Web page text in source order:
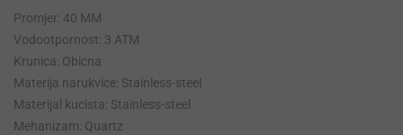
Promjer: 40 MM
Vodootpornost: 3 ATM
Krunica: Obicna
Materija narukvice: Stainless-steel
Materijal kucista: Stainless-steel
Mehanizam: Quartz